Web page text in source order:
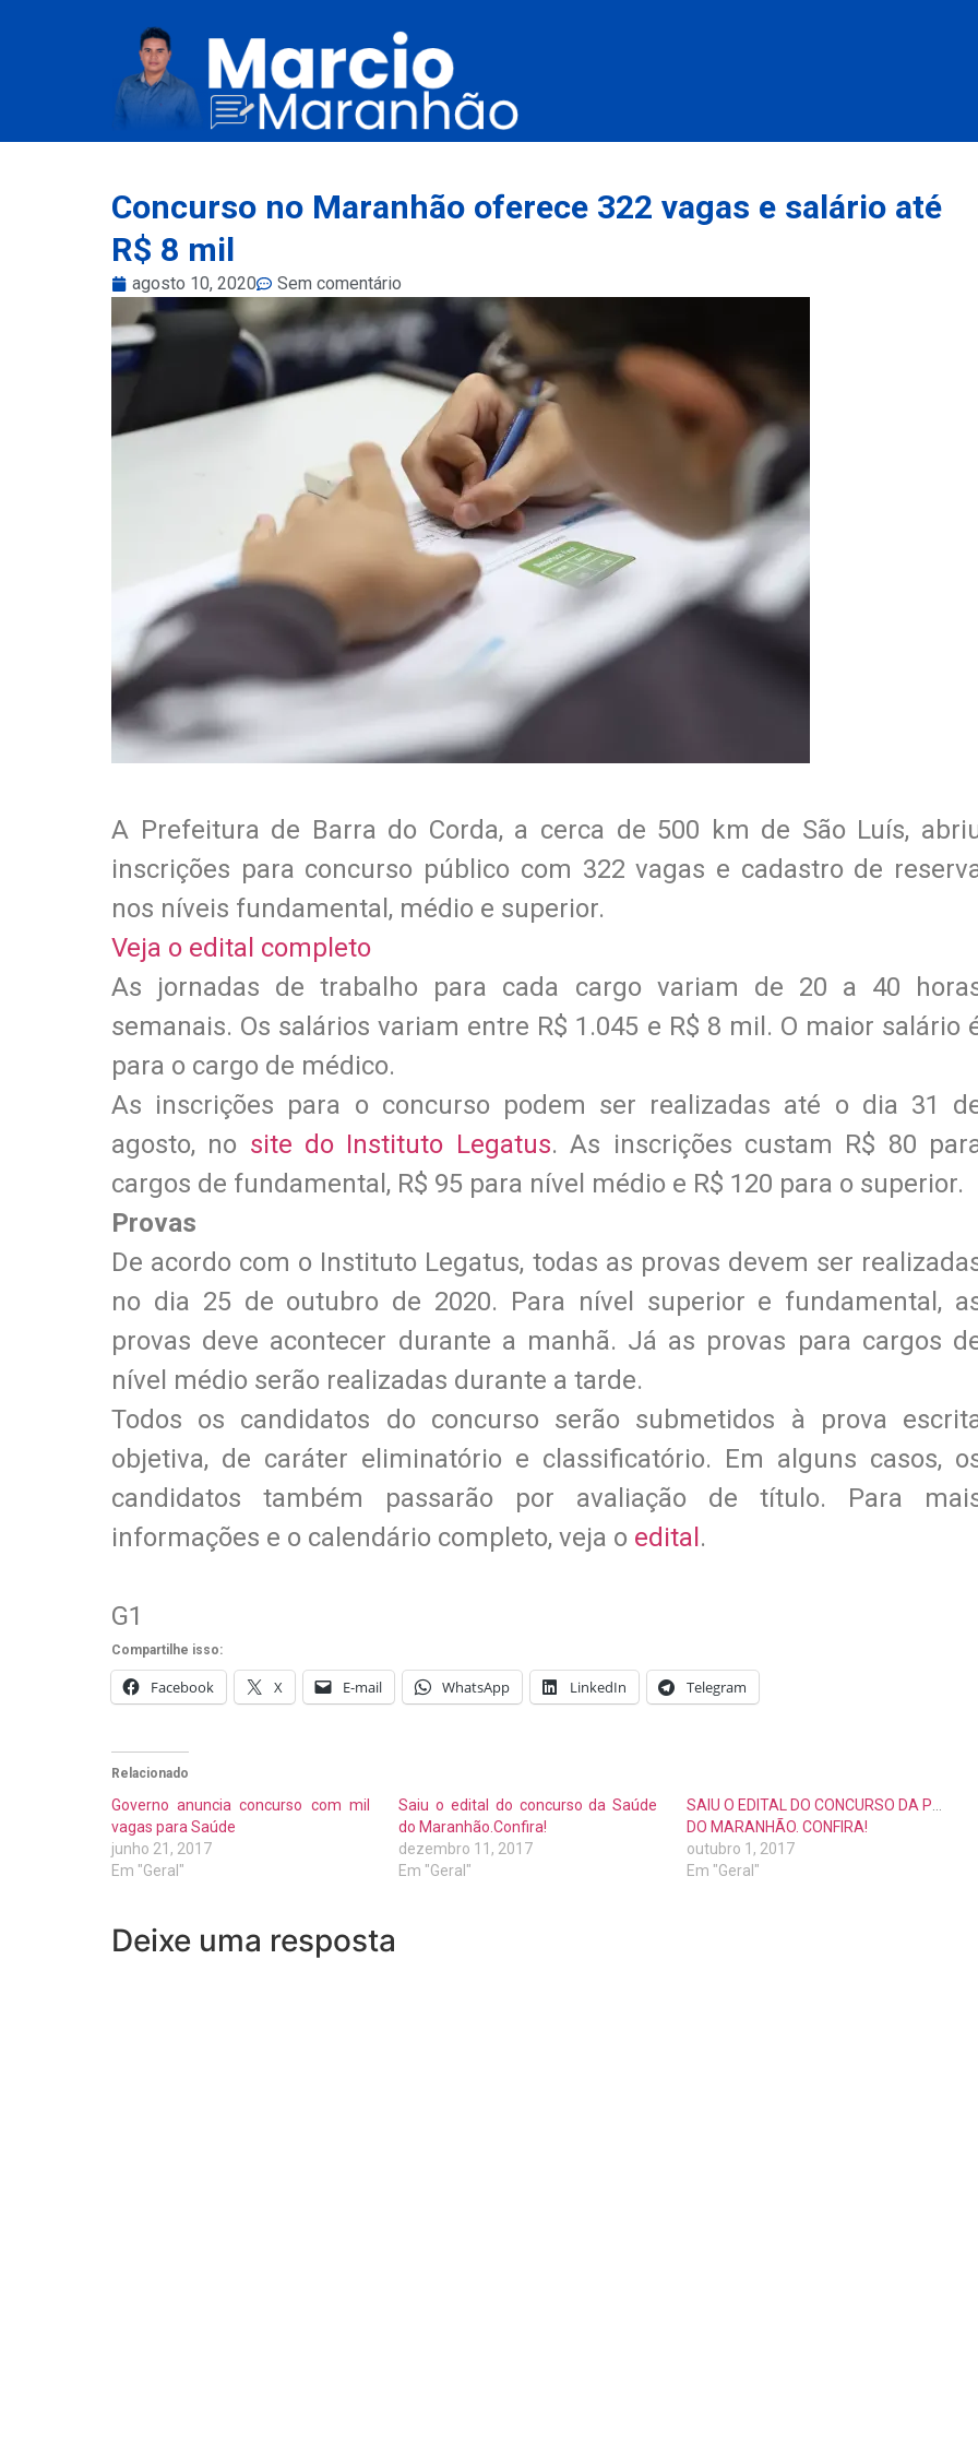
Concurso no Maranhão oferece 322 vagas e salário até
R$ 8 mil
agosto 10, 2020 Sem comentário
A Prefeitura de Barra do Corda, a cerca de 500 km de São Luís,
inscrições para concurso público com 322 vagas e cadastro de
nos níveis fundamental, médio e superior.
Veja o edital completo
As jornadas de trabalho para cada cargo variam de 20 a 40
semanais. Os salários variam entre R$ 1.045 e R$ 8 mil. O maior salário
para o cargo de médico.
As inscrições para o concurso podem ser realizadas até o dia 31
agosto, no site do Instituto Legatus. As inscrições custam R$ 80
cargos de fundamental, R$ 95 para nível médio e R$ 120 para o superior.
Provas
De acordo com o Instituto Legatus, todas as provas devem ser
no dia 25 de outubro de 2020. Para nível superior e fundamental,
provas deve acontecer durante a manhã. Já as provas para cargos
nível médio serão realizadas durante a tarde.
Todos os candidatos do concurso serão submetidos à prova
objetiva, de caráter eliminatório e classificatório. Em alguns casos,
candidatos também passarão por avaliação de título. Para
informações e o calendário completo, veja o edital.
G1
Compartilhe isso:
Facebook X E-mail WhatsApp LinkedIn Telegram
Relacionado
Governo anuncia concurso com mil
vagas para Saúde
junho 21, 2017
Em "Geral"
Saiu o edital do concurso da Saúde
do Maranhão.Confira!
dezembro 11, 2017
Em "Geral"
SAIU O EDITAL DO CONCURSO DA PM
DO MARANHÃO. CONFIRA!
outubro 1, 2017
Em "Geral"
Deixe uma resposta